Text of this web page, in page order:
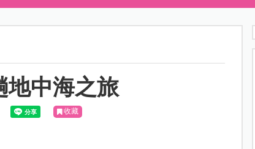
地中海之旅
收藏